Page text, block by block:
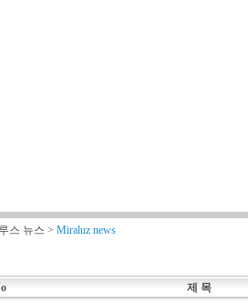
스 뉴스 > Miraluz news
제 목